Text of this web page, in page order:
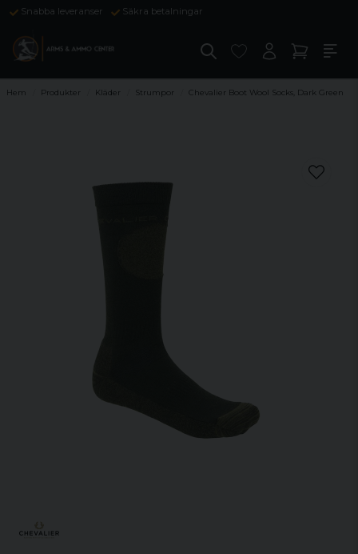
Snabba leveranser Säkra betalningar
Hem Produkter Kläder Strumpor Chevalier Boot Wool Socks, Dark Green